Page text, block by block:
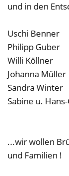
und in den
Uschi Benner
Philipp Guber
Willi Köllner
Johanna Müller
Sandra Winter
Sabine u.
...wir wollen
und Familien !